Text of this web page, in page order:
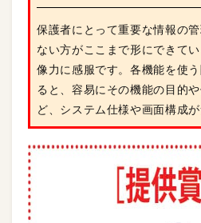
保護者にとって重要な情報の
ない方がここまで形にできて
像力に感服です。各機能を使
ると、容易にその機能の目的
ど、システム仕様や画面構成